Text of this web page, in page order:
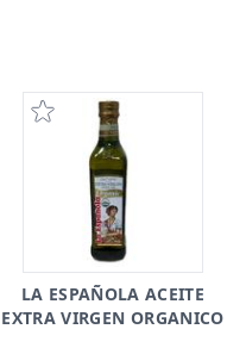
LA ESPAÑOLA ACEITE
EXTRA VIRGEN ORGANICO